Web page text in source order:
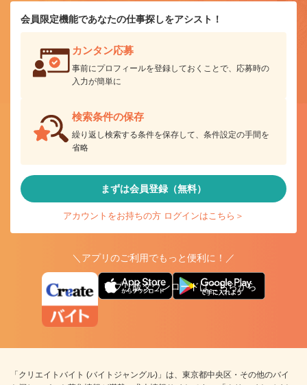
会員限定機能であなたの仕事探しをアシスト！
カンタン応募
事前にプロフィールを登録しておくことで、応募時の
入力が簡単に
検索条件の保存
繰り返し検索する条件を保存して、条件設定の手間を
省略
まずは会員登録（無料）
アカウントをお持ちの方 ログインはこちら＞
＼アプリのご利用でもっと便利に！／
アプリ版ダウンロードはこちらから
「クリエイトバイト (バイトジャングル)」は、東京都中央区・その他のバイ